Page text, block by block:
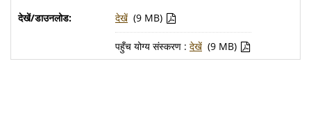
देखें (9 MB)
पहुँच योग्य संस्करण : देखें (9 MB)